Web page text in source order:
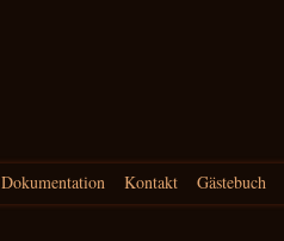
Dokumentation Kontakt Gästebuch